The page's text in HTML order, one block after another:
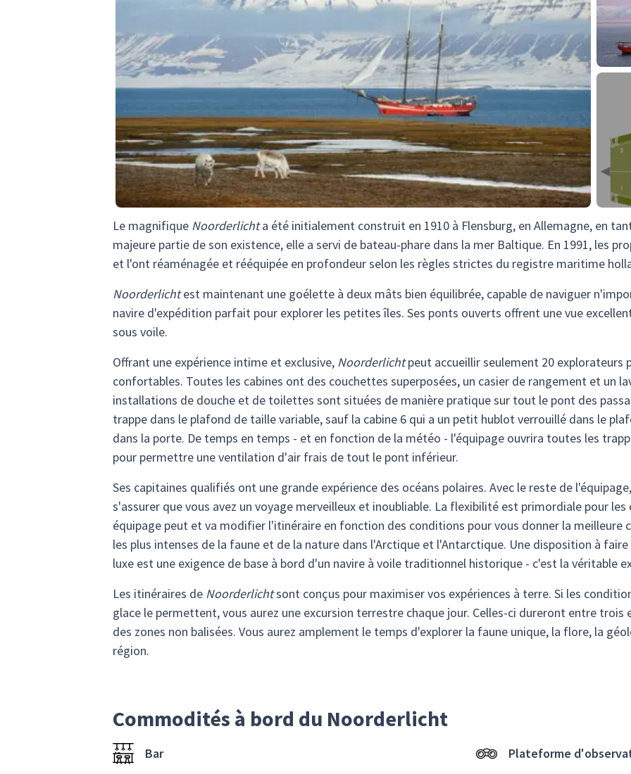
Le magnifique Noorderlichta été initialement construit en 1910 à Flensburg, en Allemagne, en
majeure partie de son existence, elle a servi de bateau-phare dans la mer Baltique. En 1991, les
et l'ont réaménagée et rééquipée en profondeur selon les règles strictes du registre maritime
Noorderlichtest maintenant une goélette à deux mâts bien équilibrée, capable de naviguer
navire d'expédition parfait pour explorer les petites îles. Ses ponts ouverts offrent une vue
sous voile.
Offrant une expérience intime et exclusive, Noorderlichtpeut accueillir seulement 20 explorateurs
confortables. Toutes les cabines ont des couchettes superposées, un casier de rangement et un
installations de douche et de toilettes sont situées de manière pratique sur tout le pont des
trappe dans le plafond de taille variable, sauf la cabine 6 qui a un petit hublot verrouillé dans le
dans la porte. De temps en temps - et en fonction de la météo - l'équipage ouvrira toutes les
pour permettre une ventilation d'air frais de tout le pont inférieur.
Ses capitaines qualifiés ont une grande expérience des océans polaires. Avec le reste de
s'assurer que vous avez un voyage merveilleux et inoubliable. La flexibilité est primordiale pour
équipage peut et va modifier l'itinéraire en fonction des conditions pour vous donner la meilleure
les plus intenses de la faune et de la nature dans l'Arctique et l'Antarctique. Une disposition à
luxe est une exigence de base à bord d'un navire à voile traditionnel historique - c'est la véritable
Les itinéraires de Noorderlichtsont conçus pour maximiser vos expériences à terre. Si les
glace le permettent, vous aurez une excursion terrestre chaque jour. Celles-ci dureront entre
des zones non balisées. Vous aurez amplement le temps d'explorer la faune unique, la flore, la
région.
Commodités à bord du Noorderlicht
Bar
Plateforme